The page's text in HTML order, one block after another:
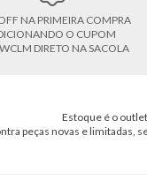
NA PRIMEIRA COMPRA
O CUPOM
DIRETO NA SACOLA
Estoque é o
peças novas e limitadas,